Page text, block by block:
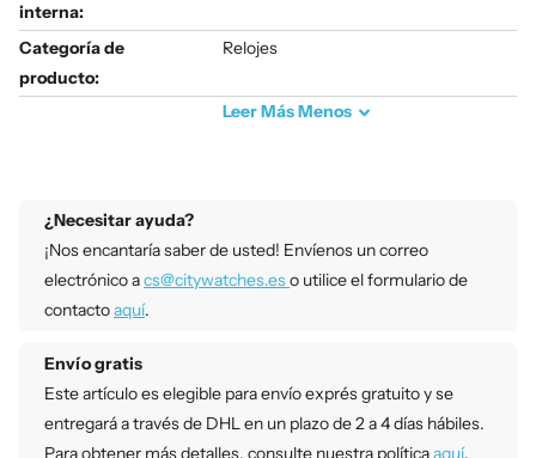
interna:
Categoría de
producto:
Relojes
LeerMásMenos
¿Necesitar ayuda?
¡Nos encantaría saber de usted! Envíenos un correo
electrónico acs@citywatches.eso utilice el formulario de
contactoaquí.
Envío gratis
Este artículo es elegible para envío exprés gratuito y se
entregará a través de DHL en un plazo de 2 a 4 días hábiles.
Para obtener más detalles, consulte nuestra políticaaquí.